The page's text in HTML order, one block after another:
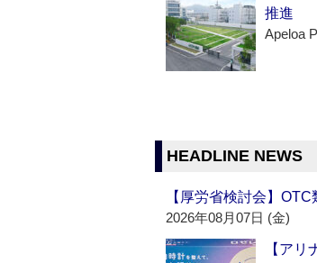
推進
Apeloa
HEADLINE NEWS
【厚労省検討会】
2026年08月07日 (金)
【ア